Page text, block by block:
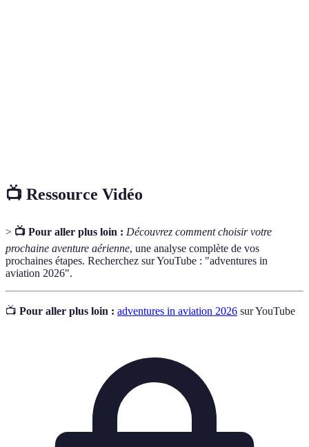
📺 Ressource Vidéo
> 📺 Pour aller plus loin : Découvrez comment choisir votre
prochaine aventure aérienne, une analyse complète de vos
prochaines étapes. Recherchez sur YouTube : "adventures in
aviation 2026".
📺 Pour aller plus loin : adventures in aviation 2026 sur YouTube